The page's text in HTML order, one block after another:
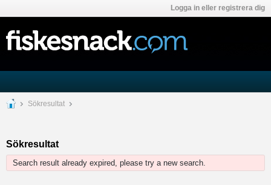
Logga in eller registrera dig
Sökresultat
Sökresultat
Search result already expired, please try a new search.